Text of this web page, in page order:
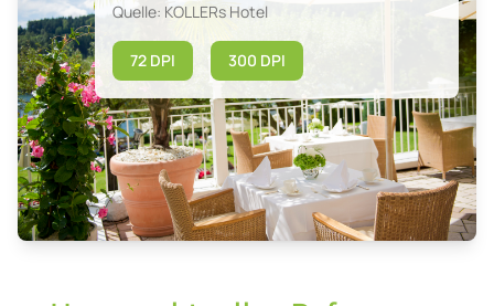
Quelle: KOLLERs Hotel
72 DPI 300 DPI